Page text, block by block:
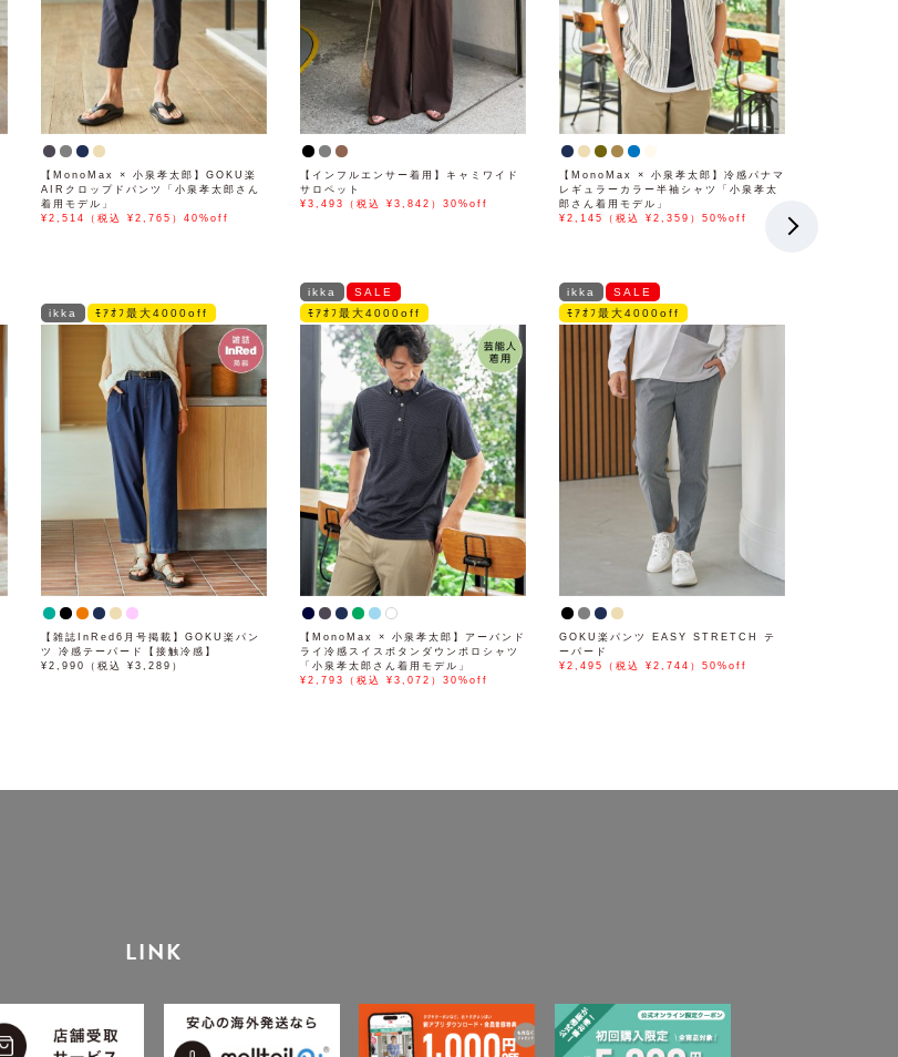
【MonoMax × 小泉孝太郎】GOKU楽
AIRクロップドパンツ「小泉孝太郎さん
着用モデル」
¥2,514（税込 ¥2,765）40%off
【インフルエンサー着用】キャミワイド
サロペット
¥3,493（税込 ¥3,842）30%off
【MonoMax × 小泉孝太郎】冷感パナマ
レギュラーカラー半袖シャツ「小泉孝太
郎さん着用モデル」
¥2,145（税込 ¥2,359）50%off
ikka ﾓｱｵﾌ最大4000off
【雑誌InRed6月号掲載】GOKU楽パン
ツ 冷感テーパード【接触冷感】
¥2,990（税込 ¥3,289）
ikka
SALE
ﾓｱｵﾌ最大4000off
【MonoMax × 小泉孝太郎】アーバンド
ライ冷感スイスボタンダウンポロシャツ
「小泉孝太郎さん着用モデル」
¥2,793（税込 ¥3,072）30%off
ikka
SALE
ﾓｱｵﾌ最大4000off
GOKU楽パンツ EASY STRETCH テ
ーパード
¥2,495（税込 ¥2,744）50%off
LINK